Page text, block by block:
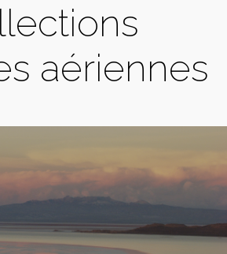
COLLECTIONS
aériennes